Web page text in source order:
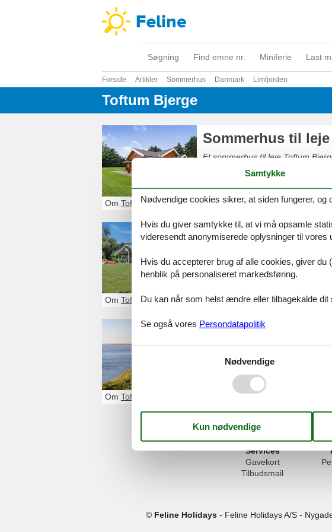
Søgning Find emne nr. Miniferie Last
Forside Artikler Sommerhus Danmark Limfjorden
Toftum Bjerge
Sommerhus til
Et sommerhus til leje Toftum
familie eller venner.
Om Toftum Bjerge
Bjerge privat. Du kan let finde det
Om Toftum Bjerge
Sommerhus i
klinter. Mulighederne for
og oplevelser i lokalområdet.
Om Toftum Bjerge
Services
Gavekort
Tilbudsmail
© Feline Holidays- Feline Holidays A/S-
Samtykke
Nødvendige cookies sikrer, at siden fungerer, og
Hvis du giver samtykke til, at vi må opsamle
videresendt anonymiserede oplysninger til vores
Hvis du accepterer brug af alle cookies, giver
henblik på personaliseret markedsføring.
Du kan når som helst ændre eller tilbagekalde
Se også vores Persondatapolitik
Nødvendige